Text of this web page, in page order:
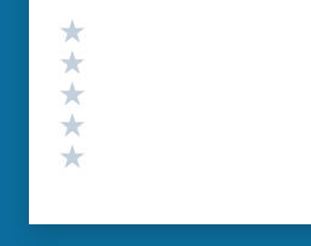
Valutazione